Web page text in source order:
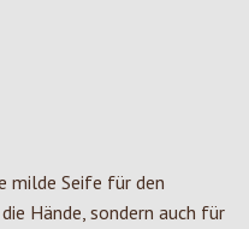
milde Seife für den
Hände, sondern auch für